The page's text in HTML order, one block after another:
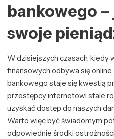
bankowego
swoje
W dzisiejszych czasach, kiedy
finansowych odbywa się
bankowego staje się kwestią
przestępcy internetowi stale
uzyskać dostęp do naszych
Warto więc być świadomym
odpowiednie środki